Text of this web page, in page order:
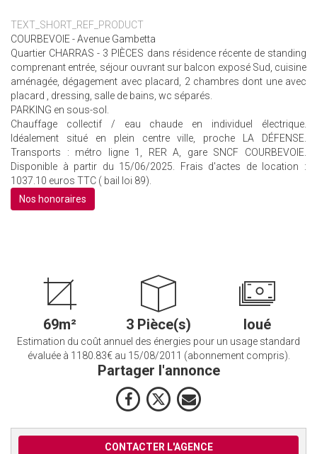
TEXT_SHORT_REF_PRODUCT
COURBEVOIE - Avenue Gambetta
Quartier CHARRAS - 3 PIÈCES dans résidence récente de standing
comprenant entrée, séjour ouvrant sur balcon exposé Sud, cuisine
aménagée, dégagement avec placard, 2 chambres dont une avec
placard , dressing, salle de bains, wc séparés.
PARKING en sous-sol.
Chauffage collectif / eau chaude en individuel électrique.
Idéalement situé en plein centre ville, proche LA DÉFENSE.
Transports : métro ligne 1, RER A, gare SNCF COURBEVOIE.
Disponible à partir du 15/06/2025. Frais d'actes de location :
1037.10 euros TTC ( bail loi 89).
Nos honoraires
69m² 3 Pièce(s) loué
Estimation du coût annuel des énergies pour un usage standard
évaluée à 1180.83€ au 15/08/2011 (abonnement compris).
Partager l'annonce
CONTACTER L'AGENCE